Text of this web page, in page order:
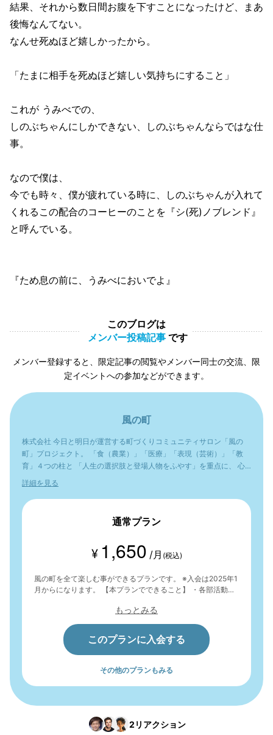
結果、それから数日間お腹を下すことになったけど、まあ
後悔なんてない。
なんせ死ぬほど嬉しかったから。
「たまに相手を死ぬほど嬉しい気持ちにすること」
これが うみべでの、
しのぶちゃんにしかできない、しのぶちゃんならではな仕
事。
なので僕は、
今でも時々、僕が疲れている時に、しのぶちゃんが入れて
くれるこの配合のコーヒーのことを『シ(死)ノブレンド』
と呼んでいる。
『ため息の前に、うみべにおいでよ』
このブログは
メンバー投稿記事 です
メンバー登録すると、限定記事の閲覧やメンバー同士の交流、限
定イベントへの参加などができます。
風の町
株式会社 今日と明日が運営する町づくりコミュニティサロン「風の
町」プロジェクト。 「食（農業）」「医療」「表現（芸術）」「教
育」４つの柱と 「人生の選択肢と登場人物をふやす」を重点に、 心
の幅を広げ、人生の豊かさを味わいたいと考えています。
詳細を見る
通常プラン
¥ 1,650 /月 (税込)
風の町を全て楽しむ事ができるプランです。 ※入会は2025年1
月からになります。 【本プランでできること】 ・各部活動へ
もっとみる
このプランに入会する
その他のプランもみる
2 リアクション